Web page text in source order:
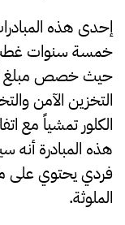
إحدى هذه
حيث خصص مبلغ
التخزين الآمن
الكلور تمشياً مع
فردي يحتوي على
الملوثة.